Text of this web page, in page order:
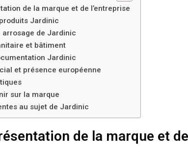
de la marque et de l’entreprise
Jardinic
arrosage de Jardinic
et bâtiment
Jardinic
et présence européenne
sur la marque
au sujet de Jardinic
de la marque et